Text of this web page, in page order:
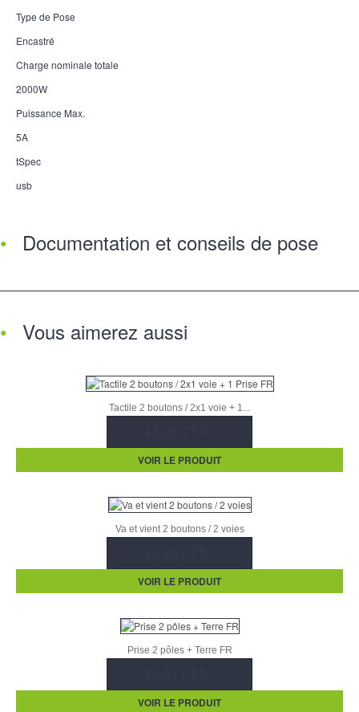
Type de Pose
Encastré
Charge nominale totale
2000W
Puissance Max.
5A
tSpec
usb
Documentation et conseils de pose
Vous aimerez aussi
Tactile 2 boutons / 2x1 voie + 1...
VOIR LE PRODUIT
Va et vient 2 boutons / 2 voies
VOIR LE PRODUIT
Prise 2 pôles + Terre FR
VOIR LE PRODUIT